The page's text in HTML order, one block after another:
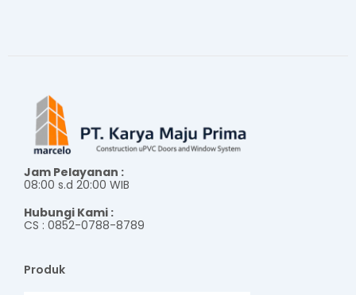
Jam Pelayanan :
08:00 s.d 20:00 WIB
Hubungi Kami :
CS : 0852-0788-8789
Produk